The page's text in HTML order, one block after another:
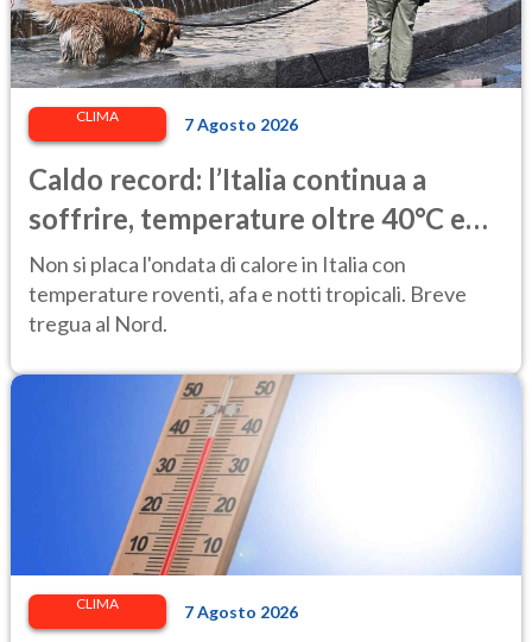
CLIMA 7 Agosto 2026
Caldo record: l’Italia continua a
soffrire, temperature oltre 40°C e
afa per altri 10 giorni
Non si placa l'ondata di calore in Italia con
temperature roventi, afa e notti tropicali. Breve
tregua al Nord.
CLIMA 7 Agosto 2026